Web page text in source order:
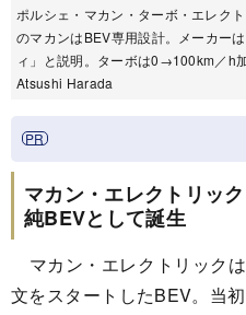
ポルシェ・マカン・ターボ・エレク
のマカンはBEV専用設計。メーカー
ィ」と説明。ターボは0→100km／
Atsushi Harada
マカン・エレクトリック
純BEVとして誕生
マカン・エレクトリック
文をスタートしたBEV。当